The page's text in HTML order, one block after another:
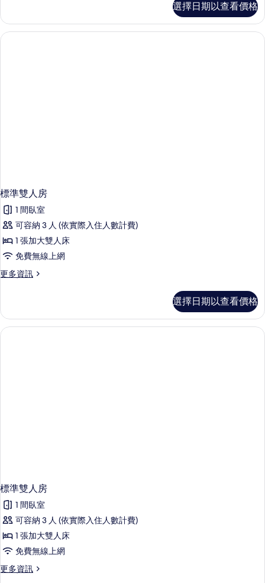
所
有
通
鋪
的
選擇日期以查看價格
標準雙人房
1 間臥室
可容納 3 人 (依實際入住人數計費)
1 張加大雙人床
免費無線上網
更多資訊
更
雙
人
房
選擇日期以查看價格
標準雙人房
1 間臥室
可容納 3 人 (依實際入住人數計費)
1 張加大雙人床
免費無線上網
更多資訊
更